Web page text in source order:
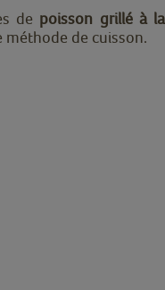
de poisson grillé à la
méthode de cuisson.